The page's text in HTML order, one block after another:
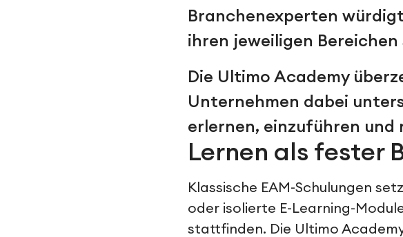
Branchenexperten
ihren jeweiligen Bereichen
Die Ultimo Academy
Unternehmen dabei
erlernen, einzuführen und
Lernen als fester
Klassische EAM-Schulungen
oder isolierte E-Learning-
stattfinden. Die Ultimo